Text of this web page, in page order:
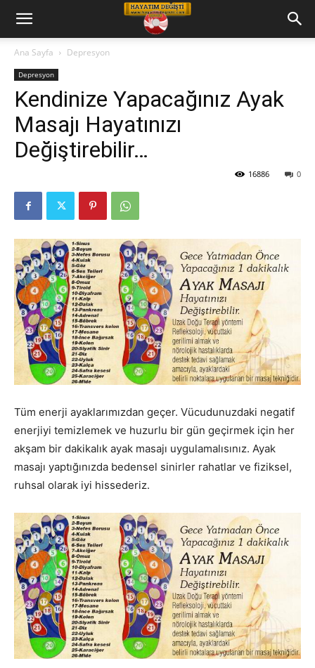
Hayatım
Değişti
Telkin
leri
Ana Sayfa Depresyon
Depresyon
Kendinize Yapacağınız Ayak
Masajı Hayatınızı
Değiştirebilir…
0
16886
Tüm enerji ayaklarımızdan geçer. Vücudunuzdaki negatif
enerjiyi temizlemek ve huzurlu bir gün geçirmek için her
akşam bir dakikalık ayak masajı uygulamalısınız. Ayak
masajı yaptığınızda bedensel sinirler rahatlar ve fiziksel,
ruhsal olarak iyi hissederiz.